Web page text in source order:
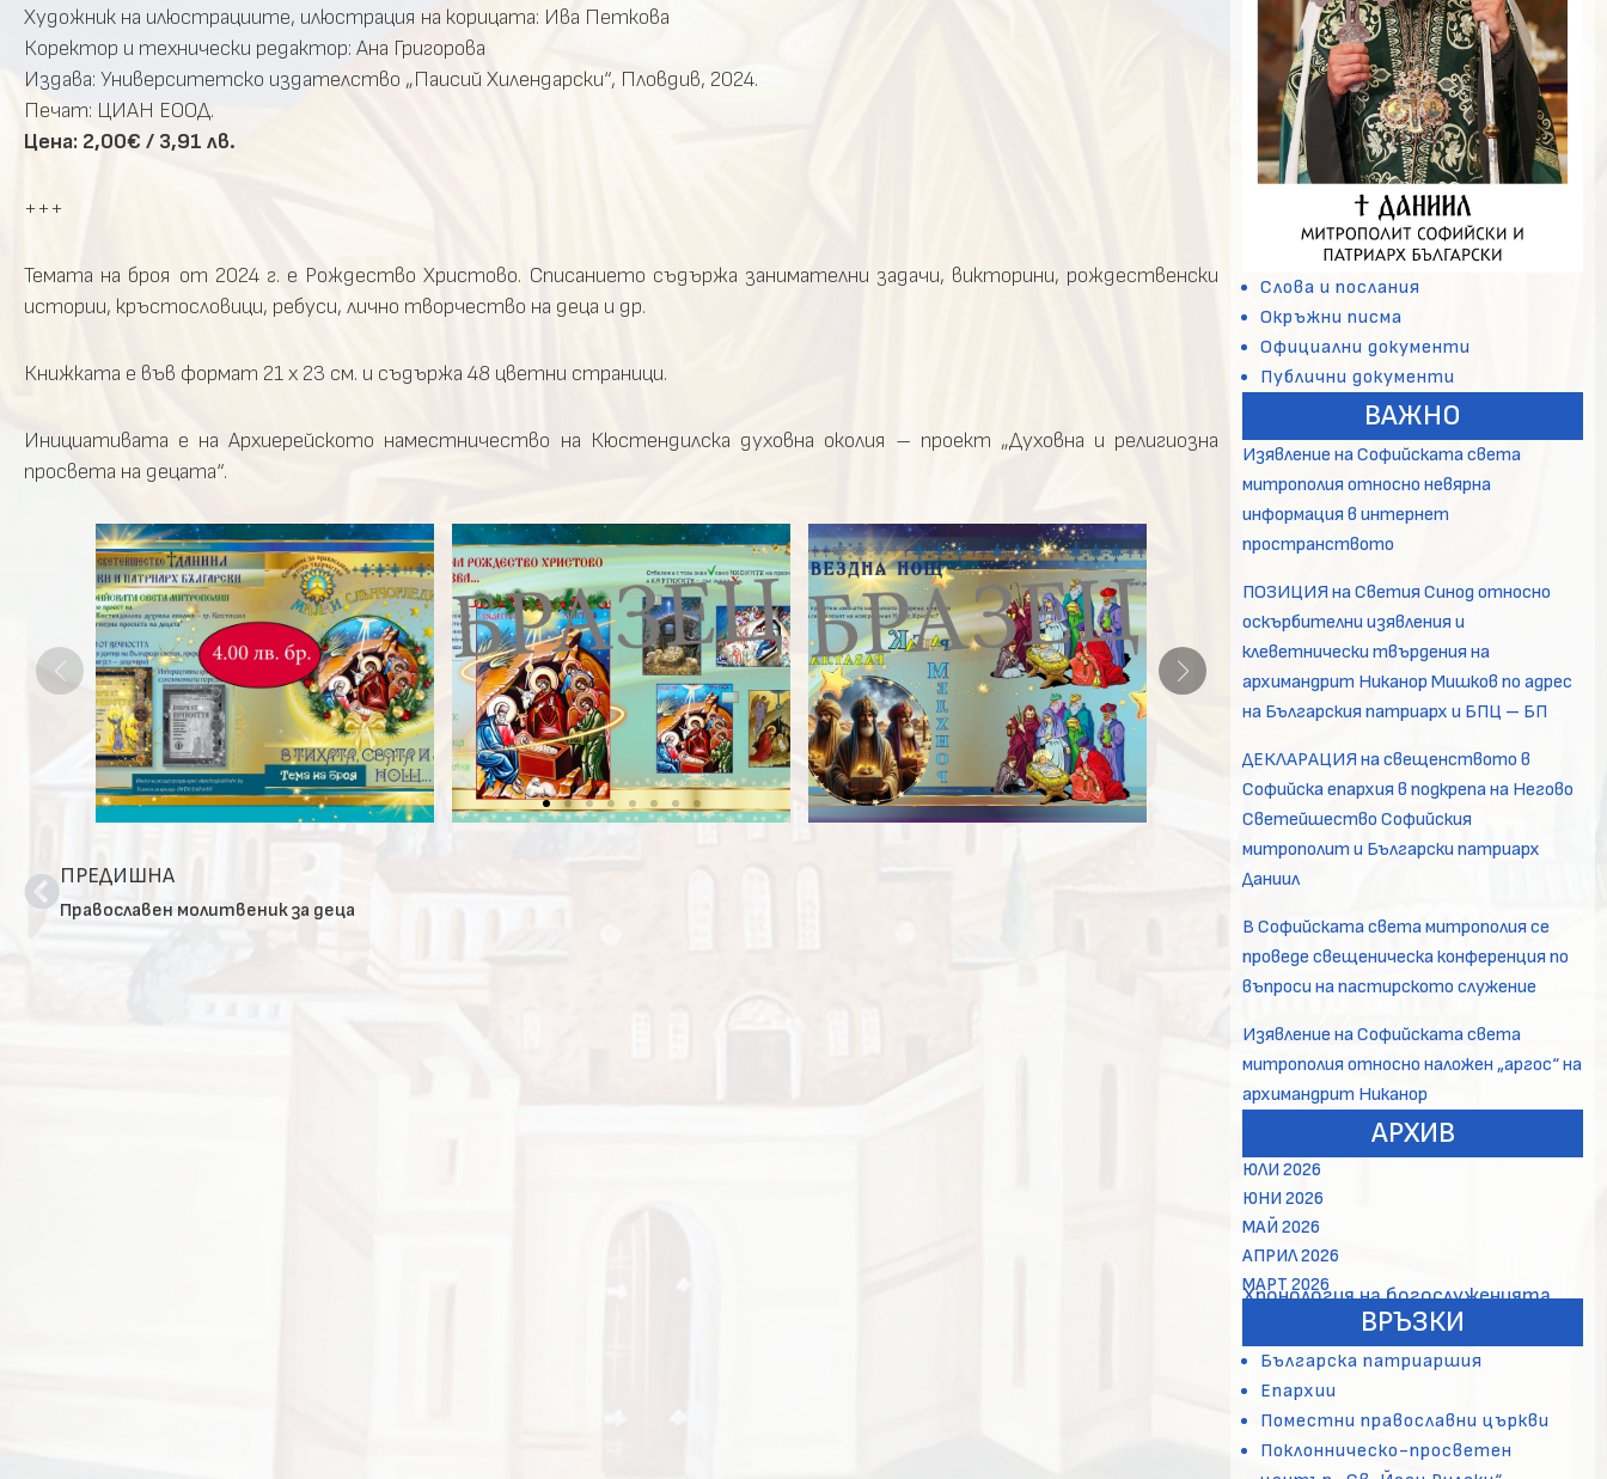
Художник на илюстрациите, илюстрация на корицата: Ива Петкова
Коректор и технически редактор: Ана Григорова
Издава: Университетско издателство „Паисий Хилендарски“, Пловдив, 2024.
Печат: ЦИАН ЕООД.
Цена: 2,00€ / 3,91 лв.
+++
Темата на броя от 2024 г. е Рождество Христово. Списанието съдържа занимателни задачи, викторини, рождественски
истории, кръстословици, ребуси, лично творчество на деца и др.
Книжката е във формат 21 х 23 см. и съдържа 48 цветни страници.
Инициативата е на Архиерейското наместничество на Кюстендилска духовна околия – проект „Духовна и религиозна
просвета на децата“.
ПРЕДИШНА
Православен молитвеник за деца
Слова и послания
Окръжни писма
Официални документи
Публични документи
ВАЖНО
Изявление на Софийската света
митрополия относно невярна
информация в интернет
пространството
ПОЗИЦИЯ на Светия Синод относно
оскърбителни изявления и
клеветнически твърдения на
архимандрит Никанор Мишков по адрес
на Българския патриарх и БПЦ – БП
ДЕКЛАРАЦИЯ на свещенството в
Софийска епархия в подкрепа на Негово
Светейшество Софийския
митрополит и Български патриарх
Даниил
В Софийската света митрополия се
проведе свещеническа конференция по
въпроси на пастирското служение
Изявление на Софийската света
митрополия относно наложен „аргос“ на
архимандрит Никанор
АРХИВ
ЮЛИ 2026
ЮНИ 2026
МАЙ 2026
АПРИЛ 2026
МАРТ 2026
Хронология на богослуженията
ВРЪЗКИ
Българска патриаршия
Епархии
Поместни православни църкви
Поклонническо-просветен